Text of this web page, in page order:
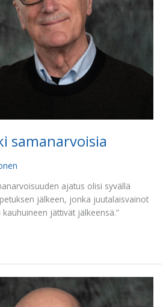
samanarvoisia
ajatus olisi syvällä
jälkeen, jonka juutalaisvainot
jättivät jälkeensä.”